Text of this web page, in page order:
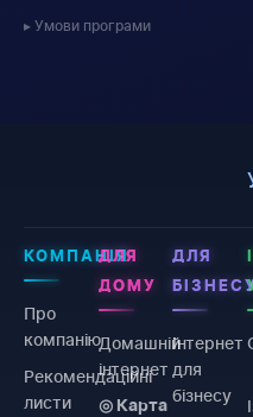
Умови програми
КОМПАНІЯ
Про
компанію
Рекомендаційні
листи
ДЛЯ
ДОМУ
Домашній
інтернет
◎ Карта
ДЛЯ
Інтернет
для
бізнесу